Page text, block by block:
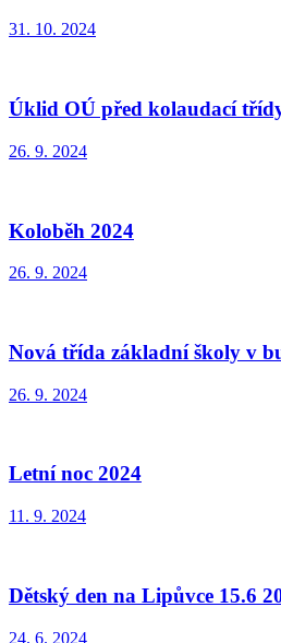
31. 10. 2024
Úklid OÚ před kolaudací
26. 9. 2024
Koloběh 2024
26. 9. 2024
Nová třída základní školy v
26. 9. 2024
Letní noc 2024
11. 9. 2024
Dětský den na Lipůvce 15.6
24. 6. 2024